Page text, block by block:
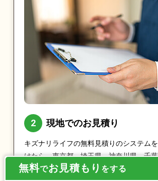
現地でのお見積り
キズナリライフの無料見積りのシステム
けたら、東京都、埼玉県、神奈川県、千
栃木県、群馬県であれば最短即日で実際に
無料でお見積もり をする